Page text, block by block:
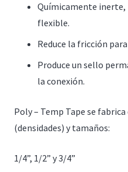
Químicamente inerte,
flexible.
Reduce la fricción
Produce un sello
la conexión.
Poly – Temp Tape se
(densidades) y tamaños:
1/4”, 1/2” y 3/4”